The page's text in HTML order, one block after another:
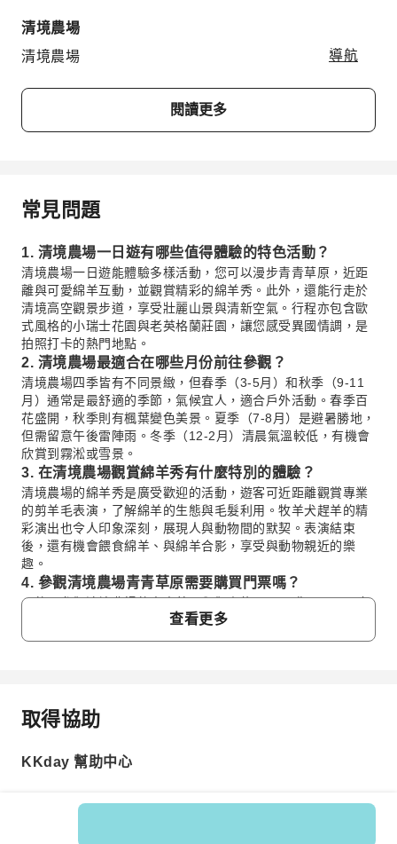
清境農場
清境農場
導航
閱讀更多
常見問題
1. 清境農場一日遊有哪些值得體驗的特色活動？
清境農場一日遊能體驗多樣活動，您可以漫步青青草原，近距
離與可愛綿羊互動，並觀賞精彩的綿羊秀。此外，還能行走於
清境高空觀景步道，享受壯麗山景與清新空氣。行程亦包含歐
式風格的小瑞士花園與老英格蘭莊園，讓您感受異國情調，是
拍照打卡的熱門地點。
2. 清境農場最適合在哪些月份前往參觀？
清境農場四季皆有不同景緻，但春季（3-5月）和秋季（9-11
月）通常是最舒適的季節，氣候宜人，適合戶外活動。春季百
花盛開，秋季則有楓葉變色美景。夏季（7-8月）是避暑勝地，
但需留意午後雷陣雨。冬季（12-2月）清晨氣溫較低，有機會
欣賞到霧淞或雪景。
3. 在清境農場觀賞綿羊秀有什麼特別的體驗？
清境農場的綿羊秀是廣受歡迎的活動，遊客可近距離觀賞專業
的剪羊毛表演，了解綿羊的生態與毛髮利用。牧羊犬趕羊的精
彩演出也令人印象深刻，展現人與動物間的默契。表演結束
後，還有機會餵食綿羊、與綿羊合影，享受與動物親近的樂
趣。
4. 參觀清境農場青青草原需要購買門票嗎？
是的，參觀清境農場的青青草原與觀山牧區需要購買門票。建
議您可透過 KKday 平台提前預訂清境農場門票，方便又省
時，避免現場排隊購票的麻煩。提前預訂能確保行程順暢，並
高美濕地最適合在日落前一至兩小時抵達，這樣有充足時間漫
步賞景，並捕捉著名的「天空之鏡」夕陽美景。由於濕地生態
往，才能安全地走進濕地近距離觀察豐富的生態，享受獨特的
6. 前往高美濕地遊玩時，有哪些時段或環境限制需注
查看更多
常見問題
1. 清境農場一日遊有哪些值得體驗的特色活動？
近距離與可愛綿羊互動，並觀賞精彩的綿羊秀。此外，還
取得協助
KKday 幫助中心